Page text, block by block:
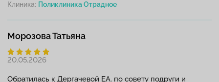
Клиника:
Морозова Татьяна
20.05.2026
Обратилась к Дергачевой ЕА. по совету подруги и